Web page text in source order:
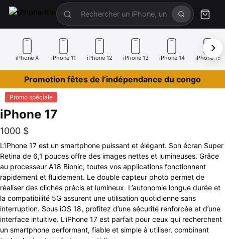
iPhone X iPhone 11 iPhone 12 iPhone 13 iPhone 14 iPhone 15
Promotion fêtes de l’indépendance du congo
Promo spéciale
iPhone 17
1000 $
L’iPhone 17 est un smartphone puissant et élégant. Son écran Super
Retina de 6,1 pouces offre des images nettes et lumineuses. Grâce
au processeur A18 Bionic, toutes vos applications fonctionnent
rapidement et fluidement. Le double capteur photo permet de
réaliser des clichés précis et lumineux. L’autonomie longue durée et
la compatibilité 5G assurent une utilisation quotidienne sans
interruption. Sous iOS 18, profitez d’une sécurité renforcée et d’une
interface intuitive. L’iPhone 17 est parfait pour ceux qui recherchent
un smartphone performant, fiable et simple à utiliser, combinant